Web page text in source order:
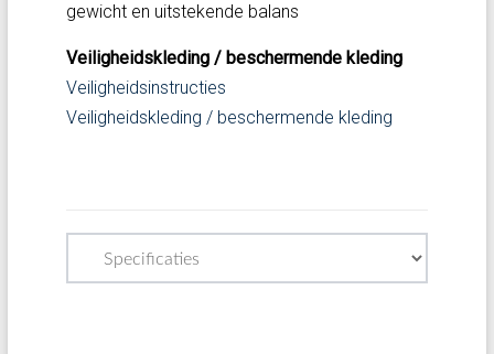
gewicht en uitstekende balans
Veiligheidskleding / beschermende kleding
Veiligheidsinstructies
Veiligheidskleding / beschermende kleding